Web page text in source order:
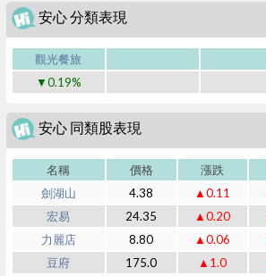
安心 分類表現
觀光餐旅
▼0.19%
安心 同類股表現
名稱 價格 漲跌
劍湖山
4.38 ▲0.11
宏易
24.35 ▲0.20
力麗店
8.80 ▲0.06
豆府
175.0 ▲1.0